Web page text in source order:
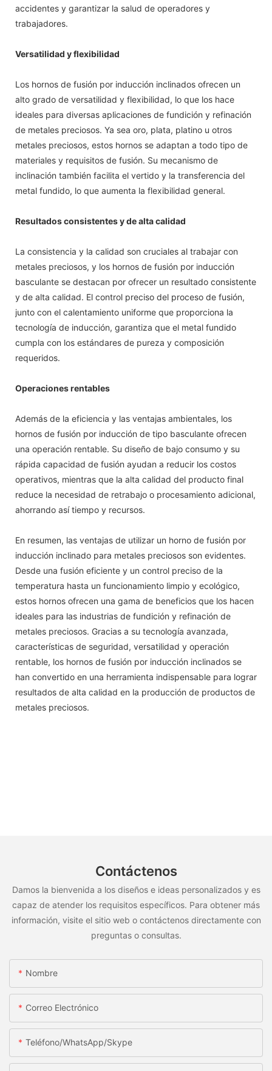
accidentes y garantizar la salud de operadores y
trabajadores.
Versatilidad y flexibilidad
Los hornos de fusión por inducción inclinados ofrecen un
alto grado de versatilidad y flexibilidad, lo que los hace
ideales para diversas aplicaciones de fundición y refinación
de metales preciosos. Ya sea oro, plata, platino u otros
metales preciosos, estos hornos se adaptan a todo tipo de
materiales y requisitos de fusión. Su mecanismo de
inclinación también facilita el vertido y la transferencia del
metal fundido, lo que aumenta la flexibilidad general.
Resultados consistentes y de alta calidad
La consistencia y la calidad son cruciales al trabajar con
metales preciosos, y los hornos de fusión por inducción
basculante se destacan por ofrecer un resultado consistente
y de alta calidad. El control preciso del proceso de fusión,
junto con el calentamiento uniforme que proporciona la
tecnología de inducción, garantiza que el metal fundido
cumpla con los estándares de pureza y composición
requeridos.
Operaciones rentables
Además de la eficiencia y las ventajas ambientales, los
hornos de fusión por inducción de tipo basculante ofrecen
una operación rentable. Su diseño de bajo consumo y su
rápida capacidad de fusión ayudan a reducir los costos
operativos, mientras que la alta calidad del producto final
reduce la necesidad de retrabajo o procesamiento adicional,
ahorrando así tiempo y recursos.
En resumen, las ventajas de utilizar un horno de fusión por
inducción inclinado para metales preciosos son evidentes.
Desde una fusión eficiente y un control preciso de la
temperatura hasta un funcionamiento limpio y ecológico,
estos hornos ofrecen una gama de beneficios que los hacen
ideales para las industrias de fundición y refinación de
metales preciosos. Gracias a su tecnología avanzada,
características de seguridad, versatilidad y operación
rentable, los hornos de fusión por inducción inclinados se
han convertido en una herramienta indispensable para lograr
resultados de alta calidad en la producción de productos de
metales preciosos.
Contáctenos
Damos la bienvenida a los diseños e ideas personalizados y es
capaz de atender los requisitos específicos. Para obtener más
información, visite el sitio web o contáctenos directamente con
preguntas o consultas.
Nombre
Correo Electrónico
Teléfono/WhatsApp/Skype